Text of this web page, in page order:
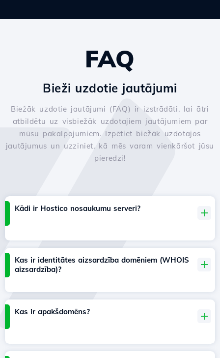
FAQ
Bieži uzdotie jautājumi
Biežāk uzdotie jautājumi (FAQ) ir izstrādāti, lai ātri
atbildētu uz visbiežāk uzdotajiem jautājumiem par
mūsu pakalpojumiem. Izpētiet biežāk uzdotajos
jautājumus un uzziniet, kā mēs varam vienkāršot jūsu
pieredzi!
Kādi ir Hostico nosaukumu serveri?
Kas ir identitātes aizsardzība domēniem (WHOIS
aizsardzība)?
Kas ir apakšdomēns?